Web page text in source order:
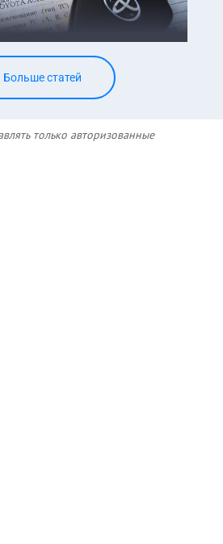
Больше статей
только авторизованные